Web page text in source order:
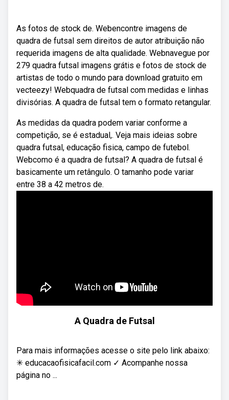
As fotos de stock de. Webencontre imagens de
quadra de futsal sem direitos de autor atribuição não
requerida imagens de alta qualidade. Webnavegue por
279 quadra futsal imagens grátis e fotos de stock de
artistas de todo o mundo para download gratuito em
vecteezy! Webquadra de futsal com medidas e linhas
divisórias. A quadra de futsal tem o formato retangular.
As medidas da quadra podem variar conforme a
competição, se é estadual,. Veja mais ideias sobre
quadra futsal, educação fisica, campo de futebol.
Webcomo é a quadra de futsal? A quadra de futsal é
basicamente um retângulo. O tamanho pode variar
entre 38 a 42 metros de.
A Quadra de Futsal
Para mais informações acesse o site pelo link abaixo:
✳ educacaofisicafacil.com ✓ Acompanhe nossa
página no ...